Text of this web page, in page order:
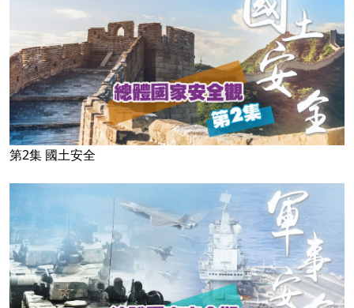
第2集 國土安全